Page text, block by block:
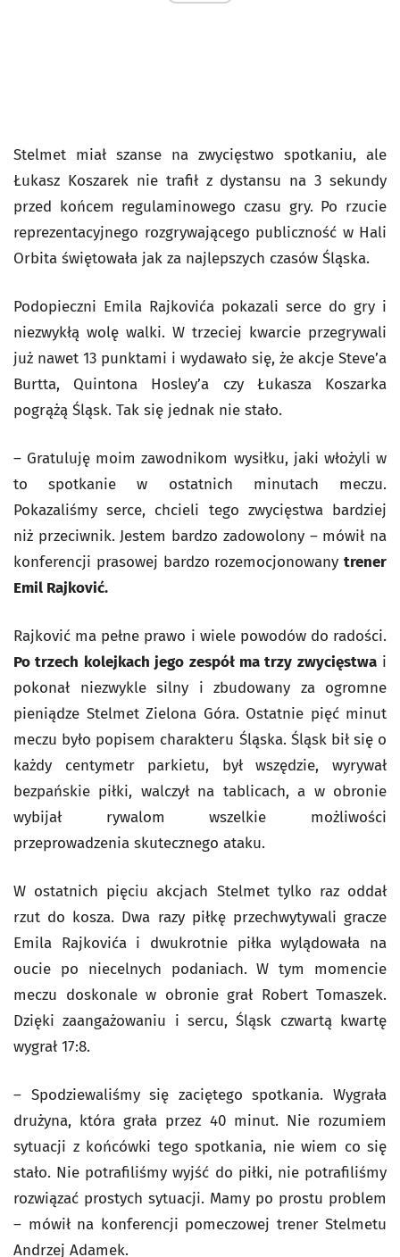
Stelmet miał szanse na zwycięstwo spotkaniu, ale
Łukasz Koszarek nie trafił z dystansu na 3 sekundy
przed końcem regulaminowego czasu gry. Po rzucie
reprezentacyjnego rozgrywającego publiczność w Hali
Orbita świętowała jak za najlepszych czasów Śląska.
Podopieczni Emila Rajkovića pokazali serce do gry i
niezwykłą wolę walki. W trzeciej kwarcie przegrywali
już nawet 13 punktami i wydawało się, że akcje Steve’a
Burtta, Quintona Hosley’a czy Łukasza Koszarka
pogrążą Śląsk. Tak się jednak nie stało.
– Gratuluję moim zawodnikom wysiłku, jaki włożyli w
to spotkanie w ostatnich minutach meczu.
Pokazaliśmy serce, chcieli tego zwycięstwa bardziej
niż przeciwnik. Jestem bardzo zadowolony – mówił na
konferencji prasowej bardzo rozemocjonowany trener
Emil Rajković.
Rajković ma pełne prawo i wiele powodów do radości.
Po trzech kolejkach jego zespół ma trzy zwycięstwai
pokonał niezwykle silny i zbudowany za ogromne
pieniądze Stelmet Zielona Góra. Ostatnie pięć minut
meczu było popisem charakteru Śląska. Śląsk bił się o
każdy centymetr parkietu, był wszędzie, wyrywał
bezpańskie piłki, walczył na tablicach, a w obronie
wybijał rywalom wszelkie możliwości
przeprowadzenia skutecznego ataku.
W ostatnich pięciu akcjach Stelmet tylko raz oddał
rzut do kosza. Dwa razy piłkę przechwytywali gracze
Emila Rajkovića i dwukrotnie piłka wylądowała na
oucie po niecelnych podaniach. W tym momencie
meczu doskonale w obronie grał Robert Tomaszek.
Dzięki zaangażowaniu i sercu, Śląsk czwartą kwartę
wygrał 17:8.
– Spodziewaliśmy się zaciętego spotkania. Wygrała
drużyna, która grała przez 40 minut. Nie rozumiem
sytuacji z końcówki tego spotkania, nie wiem co się
stało. Nie potrafiliśmy wyjść do piłki, nie potrafiliśmy
rozwiązać prostych sytuacji. Mamy po prostu problem
– mówił na konferencji pomeczowej trener Stelmetu
Andrzej Adamek.